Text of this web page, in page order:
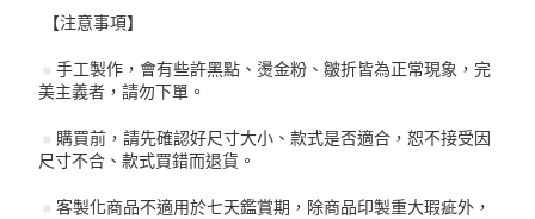
【注意事項】
手工製作，會有些許黑點、燙金粉、皺折皆為正常現象，完
美主義者，請勿下單。
購買前，請先確認好尺寸大小、款式是否適合，恕不接受因
尺寸不合、款式買錯而退貨。
客製化商品不適用於七天鑑賞期，除商品印製重大瑕疵外，